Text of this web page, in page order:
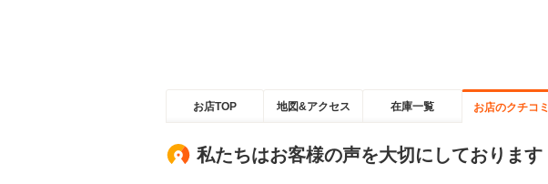
お店TOP 地図&アクセス 在庫一覧 お店のクチコミ
私たちはお客様の声を大切にしております